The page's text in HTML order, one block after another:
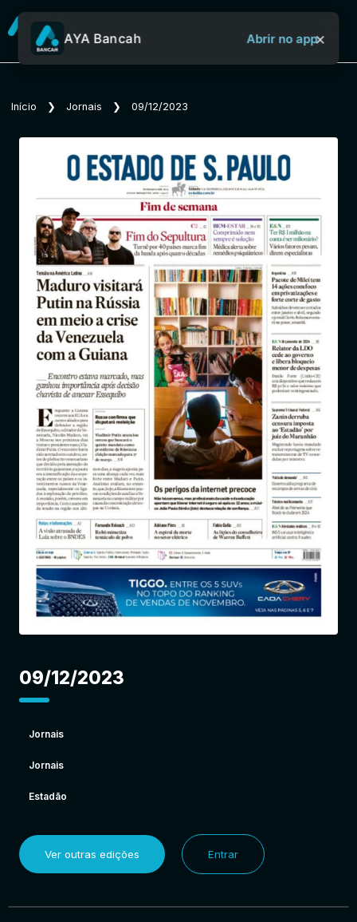
Sobre o Aya Bancah
Início
Revistas
Jornais
Notícias
Entrar
AYA Bancah Abrir no app×
Início ❯ Jornais ❯ 09/12/2023
09/12/2023
Jornais
Jornais
Estadão
Ver outras edições Entrar